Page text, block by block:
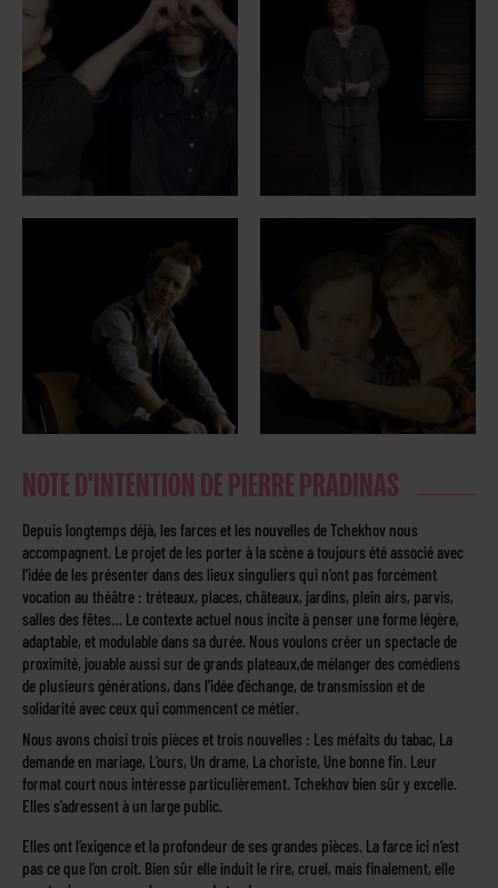
NOTE D'INTENTION DE PIERRE PRADINAS
Depuis longtemps déjà, les farces et les nouvelles de Tchekhov nous
accompagnent. Le projet de les porter à la scène a toujours été associé avec
l’idée de les présenter dans des lieux singuliers qui n’ont pas forcément
vocation au théâtre : tréteaux, places, châteaux, jardins, plein airs, parvis,
salles des fêtes… Le contexte actuel nous incite à penser une forme légère,
adaptable, et modulable dans sa durée. Nous voulons créer un spectacle de
proximité, jouable aussi sur de grands plateaux,de mélanger des comédiens
de plusieurs générations, dans l’idée d’échange, de transmission et de
solidarité avec ceux qui commencent ce métier.
Nous avons choisi trois pièces et trois nouvelles : Les méfaits du tabac, La
demande en mariage, L’ours, Un drame, La choriste, Une bonne fin. Leur
format court nous intéresse particulièrement. Tchekhov bien sûr y excelle.
Elles s’adressent à un large public.
Elles ont l’exigence et la profondeur de ses grandes pièces. La farce ici n’est
pas ce que l’on croit. Bien sûr elle induit le rire, cruel, mais finalement, elle